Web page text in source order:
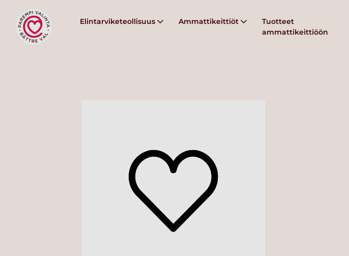
Elintarviketeollisuus Ammattikeittiöt
Tuotteet
ammattikeittiöön